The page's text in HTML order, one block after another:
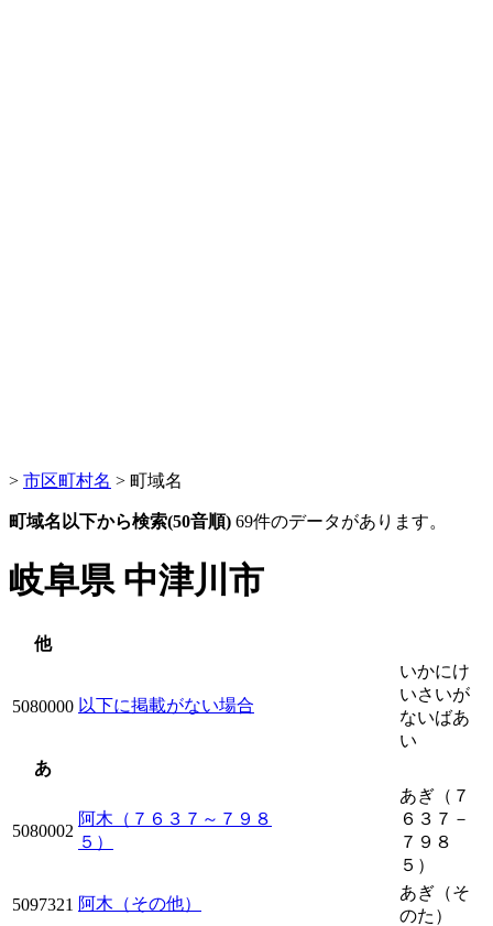
> 市区町村名 > 町域名
町域名以下から検索(50音順) 69件のデータがあります。
岐阜県 中津川市
他
5080000 以下に掲載がない場合
いかにけ
いさいが
ないばあ
い
あ
5080002
阿木（７６３７～７９８
５）
あぎ（７
６３７－
７９８
５）
5097321 阿木（その他）
あぎ（そ
のた）